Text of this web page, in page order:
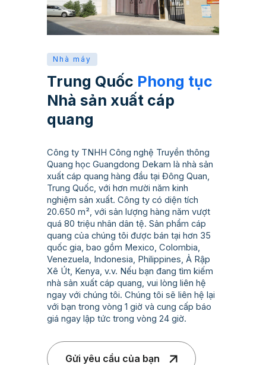
Nhà máy
Trung Quốc Phong tục
Nhà sản xuất cáp
quang
Công ty TNHH Công nghệ Truyền thông
Quang học Guangdong Dekam là nhà sản
xuất cáp quang hàng đầu tại Đông Quan,
Trung Quốc, với hơn mười năm kinh
nghiệm sản xuất. Công ty có diện tích
20.650 m², với sản lượng hàng năm vượt
quá 80 triệu nhân dân tệ. Sản phẩm cáp
quang của chúng tôi được bán tại hơn 35
quốc gia, bao gồm Mexico, Colombia,
Venezuela, Indonesia, Philippines, Ả Rập
Xê Út, Kenya, v.v. Nếu bạn đang tìm kiếm
nhà sản xuất cáp quang, vui lòng liên hệ
ngay với chúng tôi. Chúng tôi sẽ liên hệ lại
với bạn trong vòng 1 giờ và cung cấp báo
giá ngay lập tức trong vòng 24 giờ.
Gửi yêu cầu của bạn